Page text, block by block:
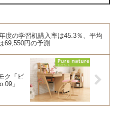
度の学習机購入率は45.3％、平均
69,550円の予測
ク「ピ
」